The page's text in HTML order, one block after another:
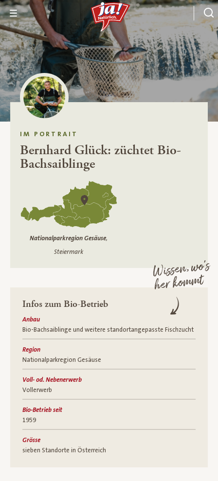
IM PORTRAIT
Bernhard Glück: züchtet Bio-
Bachsaiblinge
Nationalparkregion Gesäuse,
Steiermark
Wissen, wo’s
her kommt
Infos zum Bio-Betrieb
Anbau
Bio-Bachsaiblinge und weitere standortangepasste Fischzucht
Region
Nationalparkregion Gesäuse
Voll- od. Nebenerwerb
Vollerwerb
Bio-Betrieb seit
1959
Grösse
sieben Standorte in Österreich